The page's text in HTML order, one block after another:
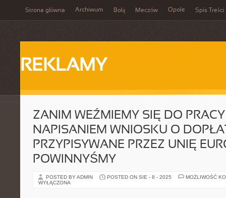
Strona główna Archiwum Bolą Meczów Opole Spis Treści
REKLAMY
ZANIM WEŹMIEMY SIĘ DO
NAPISANIEM WNIOSKU O
PRZYPISYWANE PRZEZ UNIĘ
POWINNYŚMY
POSTED BY ADMIN POSTED ON SIE - 8 - 2025
MOŻLIWOŚĆ
WYŁĄCZONA